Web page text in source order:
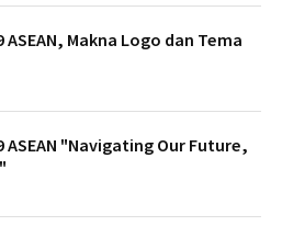
ASEAN, Makna Logo dan Tema
ASEAN "Navigating Our Future,